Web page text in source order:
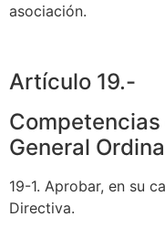
asociación.
Artículo 19.-
General
19-1. Aprobar, en su
Directiva.